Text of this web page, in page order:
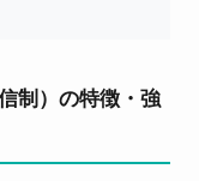
制）の特徴・強